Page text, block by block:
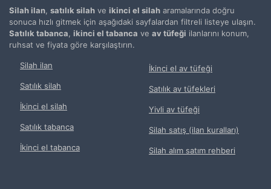
Silah ilan, satılık silah ve ikinci el silah aramalarında doğru
sonuca hızlı gitmek için aşağıdaki sayfalardan filtreli listeye ulaşın.
Satılık tabanca, ikinci el tabanca ve av tüfeği ilanlarını konum,
ruhsat ve fiyata göre karşılaştırın.
Silah ilan
Satılık silah
İkinci el silah
Satılık tabanca
İkinci el tabanca
İkinci el av tüfeği
Satılık av tüfekleri
Yivli av tüfeği
Silah satış (ilan kuralları)
Silah alım satım rehberi